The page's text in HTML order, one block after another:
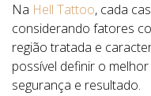
Na Hell Tattoo, cada
considerando fatores
região tratada e
possível definir o
segurança e resultado.